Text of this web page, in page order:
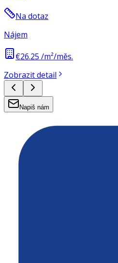
Na dotaz
Nájem
€26.25 /m²/měs.
Zobrazit detail
Napiš nám